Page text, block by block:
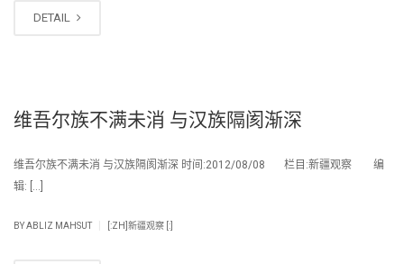
DETAIL
维吾尔族不满未消 与汉族隔阂渐深
维吾尔族不满未消 与汉族隔阂渐深 时间:2012/08/08 栏目:新疆观察 编
辑: […]
BYABLIZ MAHSUT [:ZH]新疆观察 [:]